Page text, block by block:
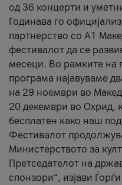
од 36 концерти и
Годинава го
партнерство со А1
фестивалот да се
месеци. Во рамките на
програма најавуваме
на 29 ноември во
20 декември во Охрид,
бесплатен како наш
Фестивалот
Министерството за
Претседателот на
спонзори“, изјави